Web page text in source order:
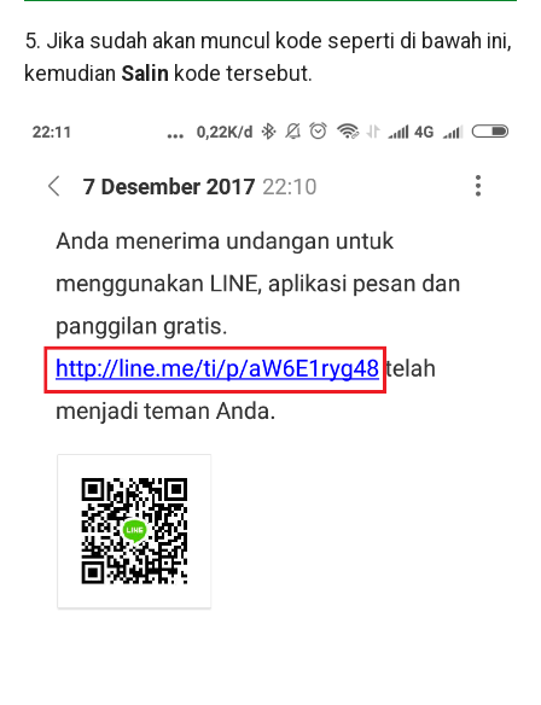
5. Jika sudah akan muncul kode seperti di bawah ini,
kemudian Salin kode tersebut.